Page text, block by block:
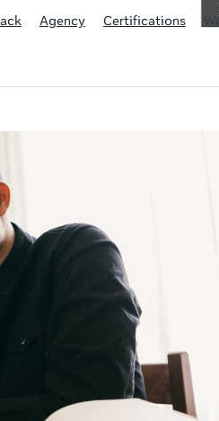
Certifications
Agency
in English.